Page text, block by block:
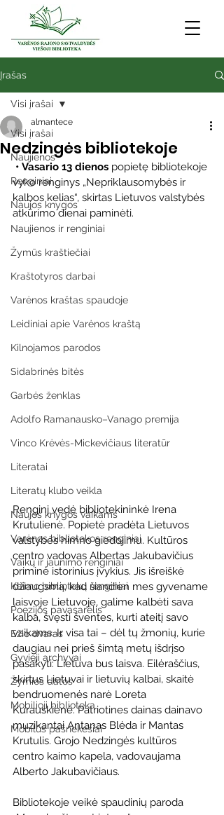
Įrašas
Visi įrašai
Naujienos
Renginiai
Naujos knygos
Naujienos ir renginiai
Žymūs kraštiečiai
Kraštotyros darbai
Varėnos kraštas spaudoje
Leidiniai apie Varėnos kraštą
Kilnojamos parodos
Sidabrinės bitės
Garbės ženklas
Adolfo Ramanausko–Vanago premija
Vinco Krėvės-Mickevičiaus literatūr
Literatai
Literatų klubo veikla
Naujos knygos vaikams
Varėnos bibliotekos renginiai
Vaikų ir jaunimo renginiai
Kaimo bibliotekų renginiai
Poezijos pavasarėlis
Ežio dvaras
Gyvieji archyvai
Žymios datos
Mobilioji biblioteka
Mobilūs pašnekesiai
Visi įrašai
Nedzingės bibliotekoje
almantece
• Vasario 13 dienos popietę bibliotekoje
vyko renginys „Nepriklausomybės ir
kalbos kelias“, skirtas Lietuvos valstybės
atkūrimo dienai paminėti.
Renginį vedė bibliotekininkė Irena
Krutulienė. Popietė pradėta Lietuvos
valstybės himno giedojimu. Kultūros
centro vadovas Albertas Jakubavičius
priminė istorinius įvykius. Jis išreiškė
džiaugsmą, kad šiandien mes gyvename
laisvoje Lietuvoje, galime kalbėti sava
kalba, švęsti šventes, kurti ateitį savo
vaikams. Ir visa tai – dėl tų žmonių, kurie
daugiau nei prieš šimtą metų išdrįso
pasakyti: Lietuva bus laisva. Eilėraščius,
skirtus Lietuvai ir lietuvių kalbai, skaitė
bendruomenės narė Loreta
Kurauskienė. Patriotines dainas dainavo
muzikantai Antanas Blėda ir Mantas
Krutulis. Grojo Nedzingės kultūros
centro kaimo kapela, vadovaujama
Alberto Jakubavičiaus.
Bibliotekoje veikė spaudinių paroda